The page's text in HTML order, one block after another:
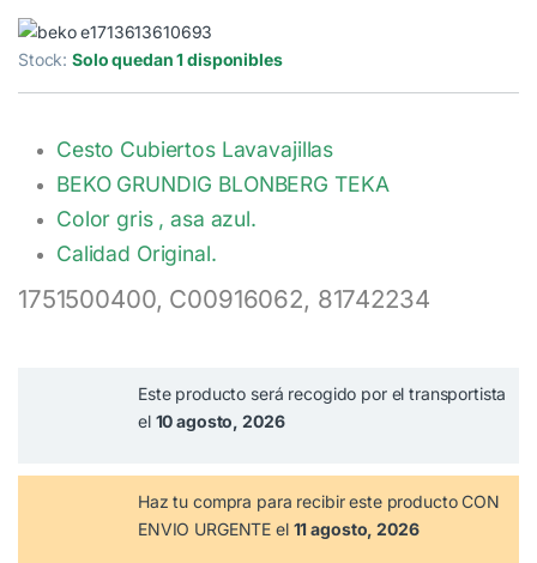
Stock:Solo quedan 1 disponibles
Cesto Cubiertos Lavavajillas
BEKO GRUNDIG BLONBERG TEKA
Color gris , asa azul.
Calidad Original.
1751500400, C00916062, 81742234
Este producto será recogido por el transportista
el 10 agosto, 2026
Haz tu compra para recibir este producto CON
ENVIO URGENTE el 11 agosto, 2026